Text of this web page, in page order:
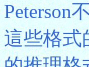
Peterson
這些格式